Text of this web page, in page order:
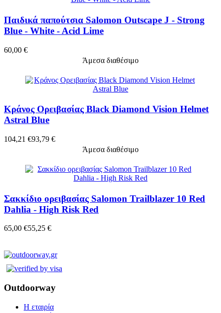
Παιδικά παπούτσια Salomon Outscape J - Strong
Blue - White - Acid Lime
60,00 €
Άμεσα διαθέσιμο
Κράνος Ορειβασίας Black Diamond Vision Helmet
Astral Blue
104,21 €93,79 €
Άμεσα διαθέσιμο
Σακκίδιο ορειβασίας Salomon Trailblazer 10 Red
Dahlia - High Risk Red
65,00 €55,25 €
Outdoorway
Η εταιρία